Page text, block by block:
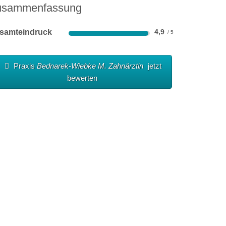
4,9
Praxis Bednarek-Wiebke M. Zahnärztin jetzt
bewerten